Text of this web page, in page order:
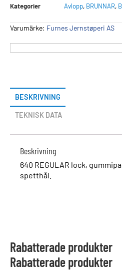
Kategorier
Avlopp, BRUNNAR,
Varumärke: Furnes Jernstøperi AS
BESKRIVNING
TEKNISK DATA
Beskrivning
640 REGULAR lock,
spetthål.
Rabatterade produkter
Rabatterade produkter